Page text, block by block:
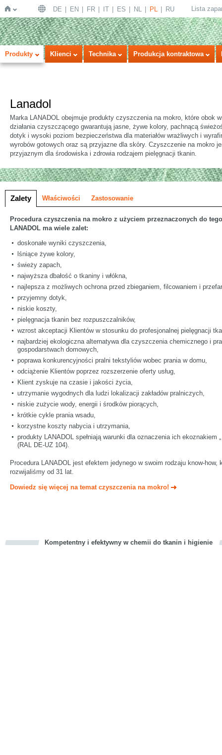
Strona
główna
DE EN FR IT ES NL PL RU Lista
Produkty Klienci Technika Produkcja kontraktowa
Lanadol
Marka LANADOL obejmuje produkty czyszczenia na mokro, które obok
działania czyszczącego gwarantują jasne, żywe kolory, pachnącą
dotyk i wysoki poziom bezpieczeństwa dla materiałów wrażliwych i
wyrobów gotowych oraz są przyjazne dla skóry. Czyszczenie na mokro
przyjaznym dla środowiska i zdrowia rodzajem pielęgnacji tkanin.
Zalety Właściwości Zastosowanie
Procedura czyszczenia na mokro z użyciem przeznaczonych do
LANADOL ma wiele zalet:
doskonałe wyniki czyszczenia,
lśniące żywe kolory,
świeży zapach,
najwyższa dbałość o tkaniny i włókna,
najlepsza z możliwych ochrona przed zbieganiem, filcowaniem i
przyjemny dotyk,
niskie koszty,
pielęgnacja tkanin bez rozpuszczalników,
wzrost akceptacji Klientów w stosunku do profesjonalnej pielęgnacji
najbardziej ekologiczna alternatywa dla czyszczenia chemicznego i
gospodarstwach domowych,
poprawa konkurencyjności pralni tekstyliów wobec prania w domu,
odciążenie Klientów poprzez rozszerzenie oferty usług,
Klient zyskuje na czasie i jakości życia,
utrzymanie wygodnych dla ludzi lokalizacji zakładów pralniczych,
niskie zużycie wody, energii i środków piorących,
krótkie cykle prania wsadu,
korzystne koszty nabycia i utrzymania,
produkty LANADOL spełniają warunki dla oznaczenia ich ekoznakiem „
(RAL DE-UZ 104).
Procedura LANADOL jest efektem jedynego w swoim rodzaju know-how,
rozwijaliśmy od 31 lat.
Dowiedz się więcej na temat czyszczenia na mokro!
Kompetentny i efektywny w chemii do tkanin i higienie